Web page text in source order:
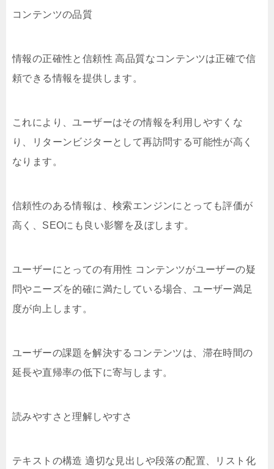
コンテンツの品質
情報の正確性と信頼性 高品質なコンテンツは正確で信
頼できる情報を提供します。
これにより、ユーザーはその情報を利用しやすくな
り、リターンビジターとして再訪問する可能性が高く
なります。
信頼性のある情報は、検索エンジンにとっても評価が
高く、SEOにも良い影響を及ぼします。
ユーザーにとっての有用性 コンテンツがユーザーの疑
問やニーズを的確に満たしている場合、ユーザー満足
度が向上します。
ユーザーの課題を解決するコンテンツは、滞在時間の
延長や直帰率の低下に寄与します。
読みやすさと理解しやすさ
テキストの構造 適切な見出しや段落の配置、リスト化